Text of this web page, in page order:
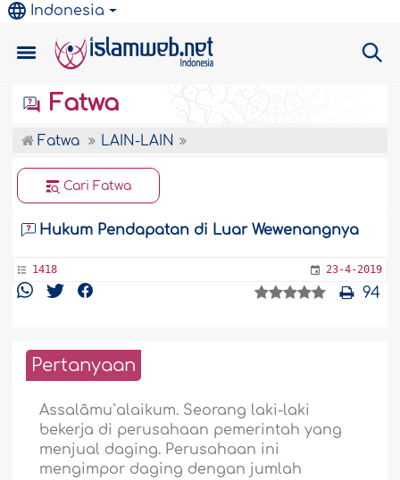
Indonesia
Fatwa
Fatwa LAIN-LAIN
Cari Fatwa
Hukum Pendapatan di Luar Wewenangnya
1418 23-4-2019
94
Pertanyaan
Assalâmu`alaikum. Seorang laki-laki
bekerja di perusahaan pemerintah yang
menjual daging. Perusahaan ini
mengimpor daging dengan jumlah